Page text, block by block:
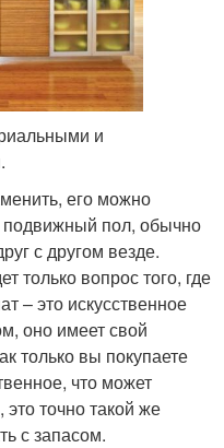
и
его можно
подвижный пол, обычно
с другом везде.
только вопрос того, где
– это искусственное
оно имеет свой
только вы покупаете
что может
точно такой же
с запасом.